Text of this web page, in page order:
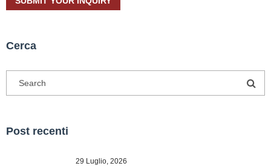
Cerca
Post recenti
29 Luglio, 2026